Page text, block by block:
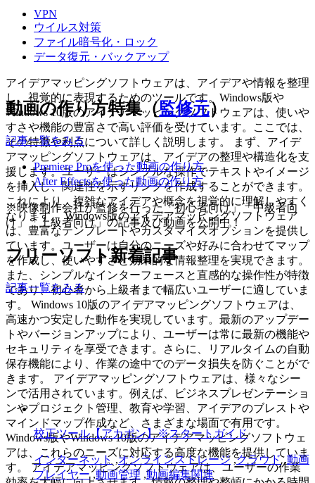
VPN
ウイルス対策
ファイル暗号化・ロック
データ復元・バックアップ
アイデアマッピングソフトウェアは、アイデアや情報を整理
し、視覚的に表現するためのツールです。Windows版や
Windows 10版のアイデアマッピングソフトウェアは、使いや
すさや機能の豊富さで高い評価を受けています。ここでは、
その特徴や利点について詳しく説明します。 まず、アイデ
アマッピングソフトウェアは、アイデアの整理や構造化を支
援します。ユーザーはシンプルな操作でテキストやイメージ
を挿入し、関連性を示すリンクを作成することができます。
これにより、複雑なアイデアや概念を視覚的に理解しやすく
なります。 Windows版のアイデアマッピングソフトウェア
は、豊富なテンプレートやカスタマイズオプションを提供し
ています。ユーザーは自分のニーズや好みに合わせてマップ
を作成し、使いやすさと効果的な情報整理を実現できます。
また、シンプルなインターフェースと直感的な操作性が特徴
であり、初心者から上級者まで幅広いユーザーに適していま
す。 Windows 10版のアイデアマッピングソフトウェアは、
高速かつ安定した動作を実現しています。最新のアップデー
トやバージョンアップにより、ユーザーは常に最新の機能や
セキュリティを享受できます。さらに、リアルタイムの自動
保存機能により、作業の途中でのデータ損失を防ぐことがで
きます。 アイデアマッピングソフトウェアは、様々なシー
ンで活用されています。例えば、ビジネスプレゼンテーショ
ンやプロジェクト管理、教育や学習、アイデアのブレストや
マインドマップ作成など、さまざまな場面で有用です。
Windows版やWindows 10版のアイデアマッピングソフトウェ
アは、これらのニーズに対応する高度な機能を提供していま
す。 アイデアマッピングソフトウェアは、ユーザーの作業
動画の作り方特集（監修元）
記事一覧をみる
Premiere Proを使った動画の作り方
After Effectsを使った動画の作り方
※映像制作会社が監修を行った「初心者向け」「中級者向
け」「上級者向け」の記事及び動画を公開中！
フリーソフト新着記事
記事一覧をみる
校正ツール【アカポン】※スタートガイド
インターネット ,オンラインストレージ ,クラウド,動画
プレイヤー,動画管理 ,動画編集関連